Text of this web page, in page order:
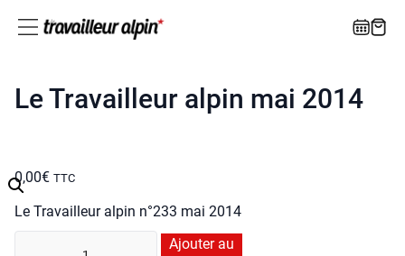
Le Travailleur alpin mai 2014
0,00€ TTC
Le Tra­vailleur alpin n°233 mai 2014
Ajouter au